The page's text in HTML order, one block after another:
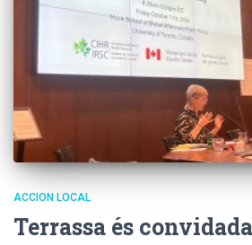
ACCION LOCAL
Terrassa és